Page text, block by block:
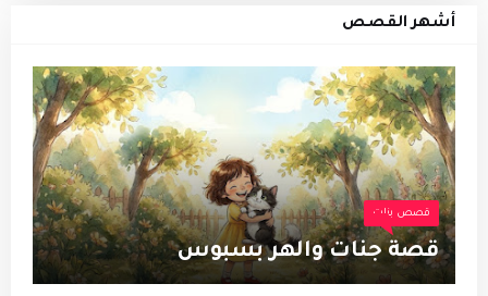
أشهر القصص
قصص بنات
قصة جنات والهر بسبوس